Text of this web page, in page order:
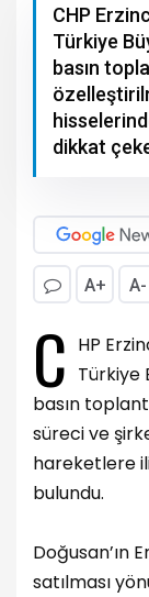
CHP
Türkiye
basın
dikkat
A+ A-
C HP
Türkiye
basın
süreci ve
hareketlere
bulundu.
Doğusan’ın
satılması